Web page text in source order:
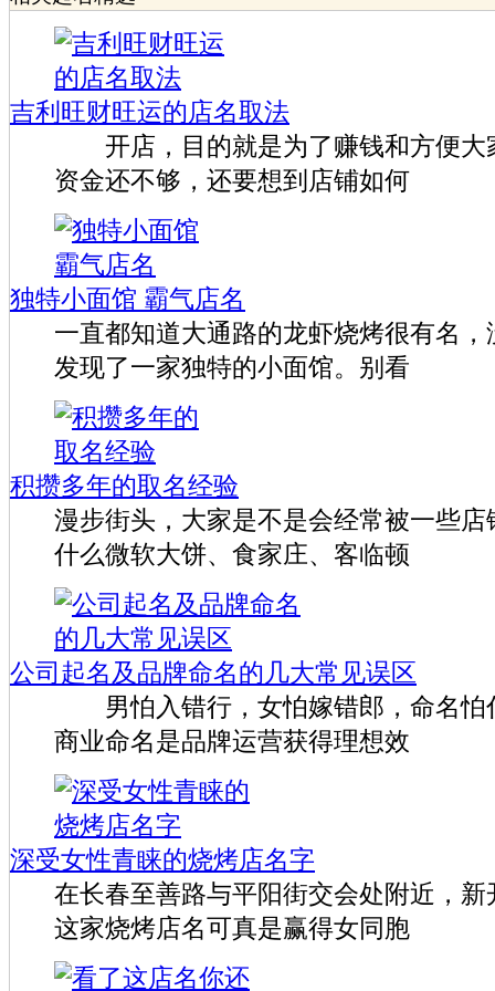
吉利旺财旺运的店名取法
开店，目的就是为了赚钱和方便大
资金还不够，还要想到店铺如何
独特小面馆 霸气店名
一直都知道大通路的龙虾烧烤很有名
发现了一家独特的小面馆。别看
积攒多年的取名经验
漫步街头，大家是不是会经常被一些
什么微软大饼、食家庄、客临顿
公司起名及品牌命名的几大常见误区
男怕入错行，女怕嫁错郎，命名怕
商业命名是品牌运营获得理想效
深受女性青睐的烧烤店名字
在长春至善路与平阳街交会处附近，
这家烧烤店名可真是赢得女同胞